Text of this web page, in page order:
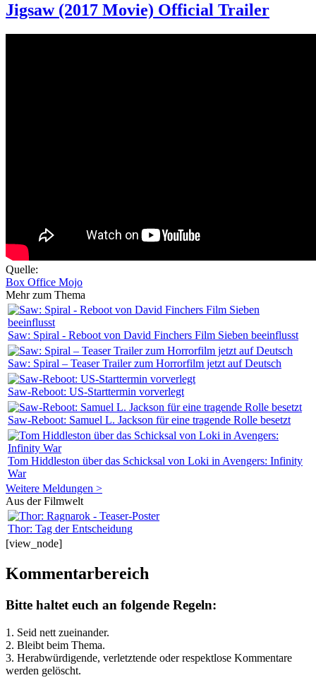
Jigsaw (2017 Movie) Official Trailer
Quelle:
Box Office Mojo
Mehr zum Thema
Saw: Spiral - Reboot von David Finchers Film Sieben beeinflusst
Saw: Spiral – Teaser Trailer zum Horrorfilm jetzt auf Deutsch
Saw-Reboot: US-Starttermin vorverlegt
Saw-Reboot: Samuel L. Jackson für eine tragende Rolle besetzt
Tom Hiddleston über das Schicksal von Loki in Avengers: Infinity
War
Weitere Meldungen >
Aus der Filmwelt
Thor: Tag der Entscheidung
[view_node]
Kommentarbereich
Bitte haltet euch an folgende Regeln:
1. Seid nett zueinander.
2. Bleibt beim Thema.
3. Herabwürdigende, verletztende oder respektlose Kommentare
werden gelöscht.